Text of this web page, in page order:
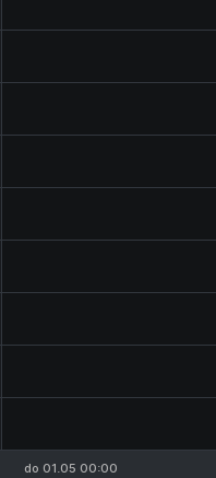
do 01.05 00:00